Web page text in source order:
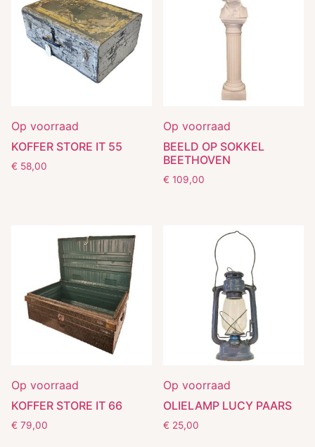
Op voorraad
KOFFER STORE IT 55
€ 58,00
Op voorraad
BEELD OP SOKKEL
BEETHOVEN
€ 109,00
Op voorraad
KOFFER STORE IT 66
€ 79,00
Op voorraad
OLIELAMP LUCY PAARS
€ 25,00